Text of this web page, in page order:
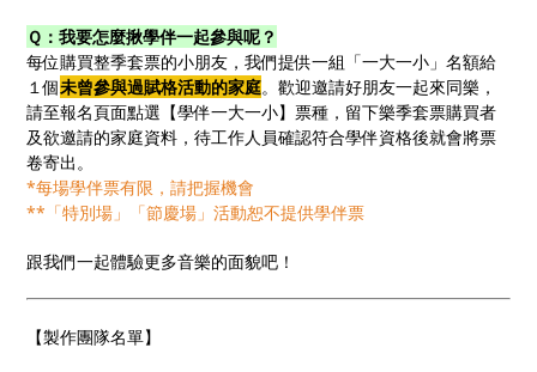
Ｑ：我要怎麼揪學伴一起參與呢？
每位購買整季套票的小朋友，我們提供一組「一大一小」名額給
１個未曾參與過賦格活動的家庭。歡迎邀請好朋友一起來同樂，
請至報名頁面點選【學伴一大一小】票種，留下樂季套票購買者
及欲邀請的家庭資料，待工作人員確認符合學伴資格後就會將票
卷寄出。
*每場學伴票有限，請把握機會
**「特別場」「節慶場」活動恕不提供學伴票
跟我們一起體驗更多音樂的面貌吧！
【製作團隊名單】